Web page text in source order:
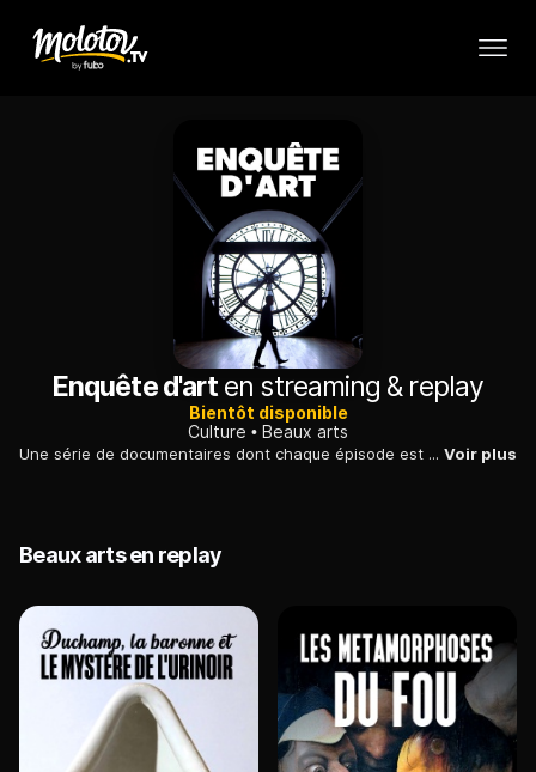
Enquête d'arten streaming & replay
Bientôt disponible
Culture
Beaux arts
Une série de documentaires dont chaque épisode est consacré à une oeuvre en particulier. Il s'agira de raconter au spectateur tout ce qui peut être dit sur chacune de ces oeuvres. Voir plus
Beaux arts en replay